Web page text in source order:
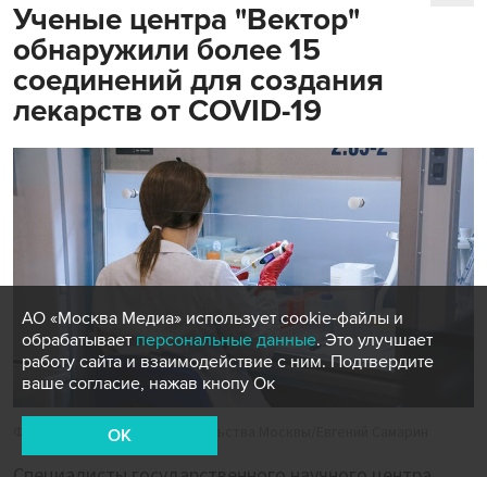
Ученые центра "Вектор"
обнаружили более 15
соединений для создания
лекарств от COVID-19
Фото: портал мэра и правительства Москвы/Евгений Самарин
АО «Москва Медиа» использует cookie-файлы и
обрабатывает персональные данные. Это улучшает
работу сайта и взаимодействие с ним. Подтвердите
ваше согласие, нажав кнопу Ок
OK